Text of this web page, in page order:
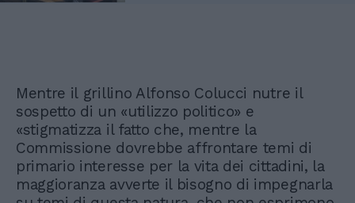
Mentre il grillino Alfonso Colucci nutre il
sospetto di un «utilizzo politico» e
«stigmatizza il fatto che, mentre la
Commissione dovrebbe affrontare temi di
primario interesse per la vita dei cittadini, la
maggioranza avverte il bisogno di impegnarla